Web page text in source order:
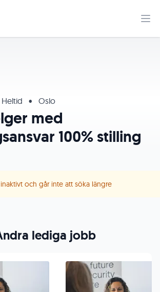
Heltid • Oslo
med
100% stilling
och går inte att söka längre
lediga jobb